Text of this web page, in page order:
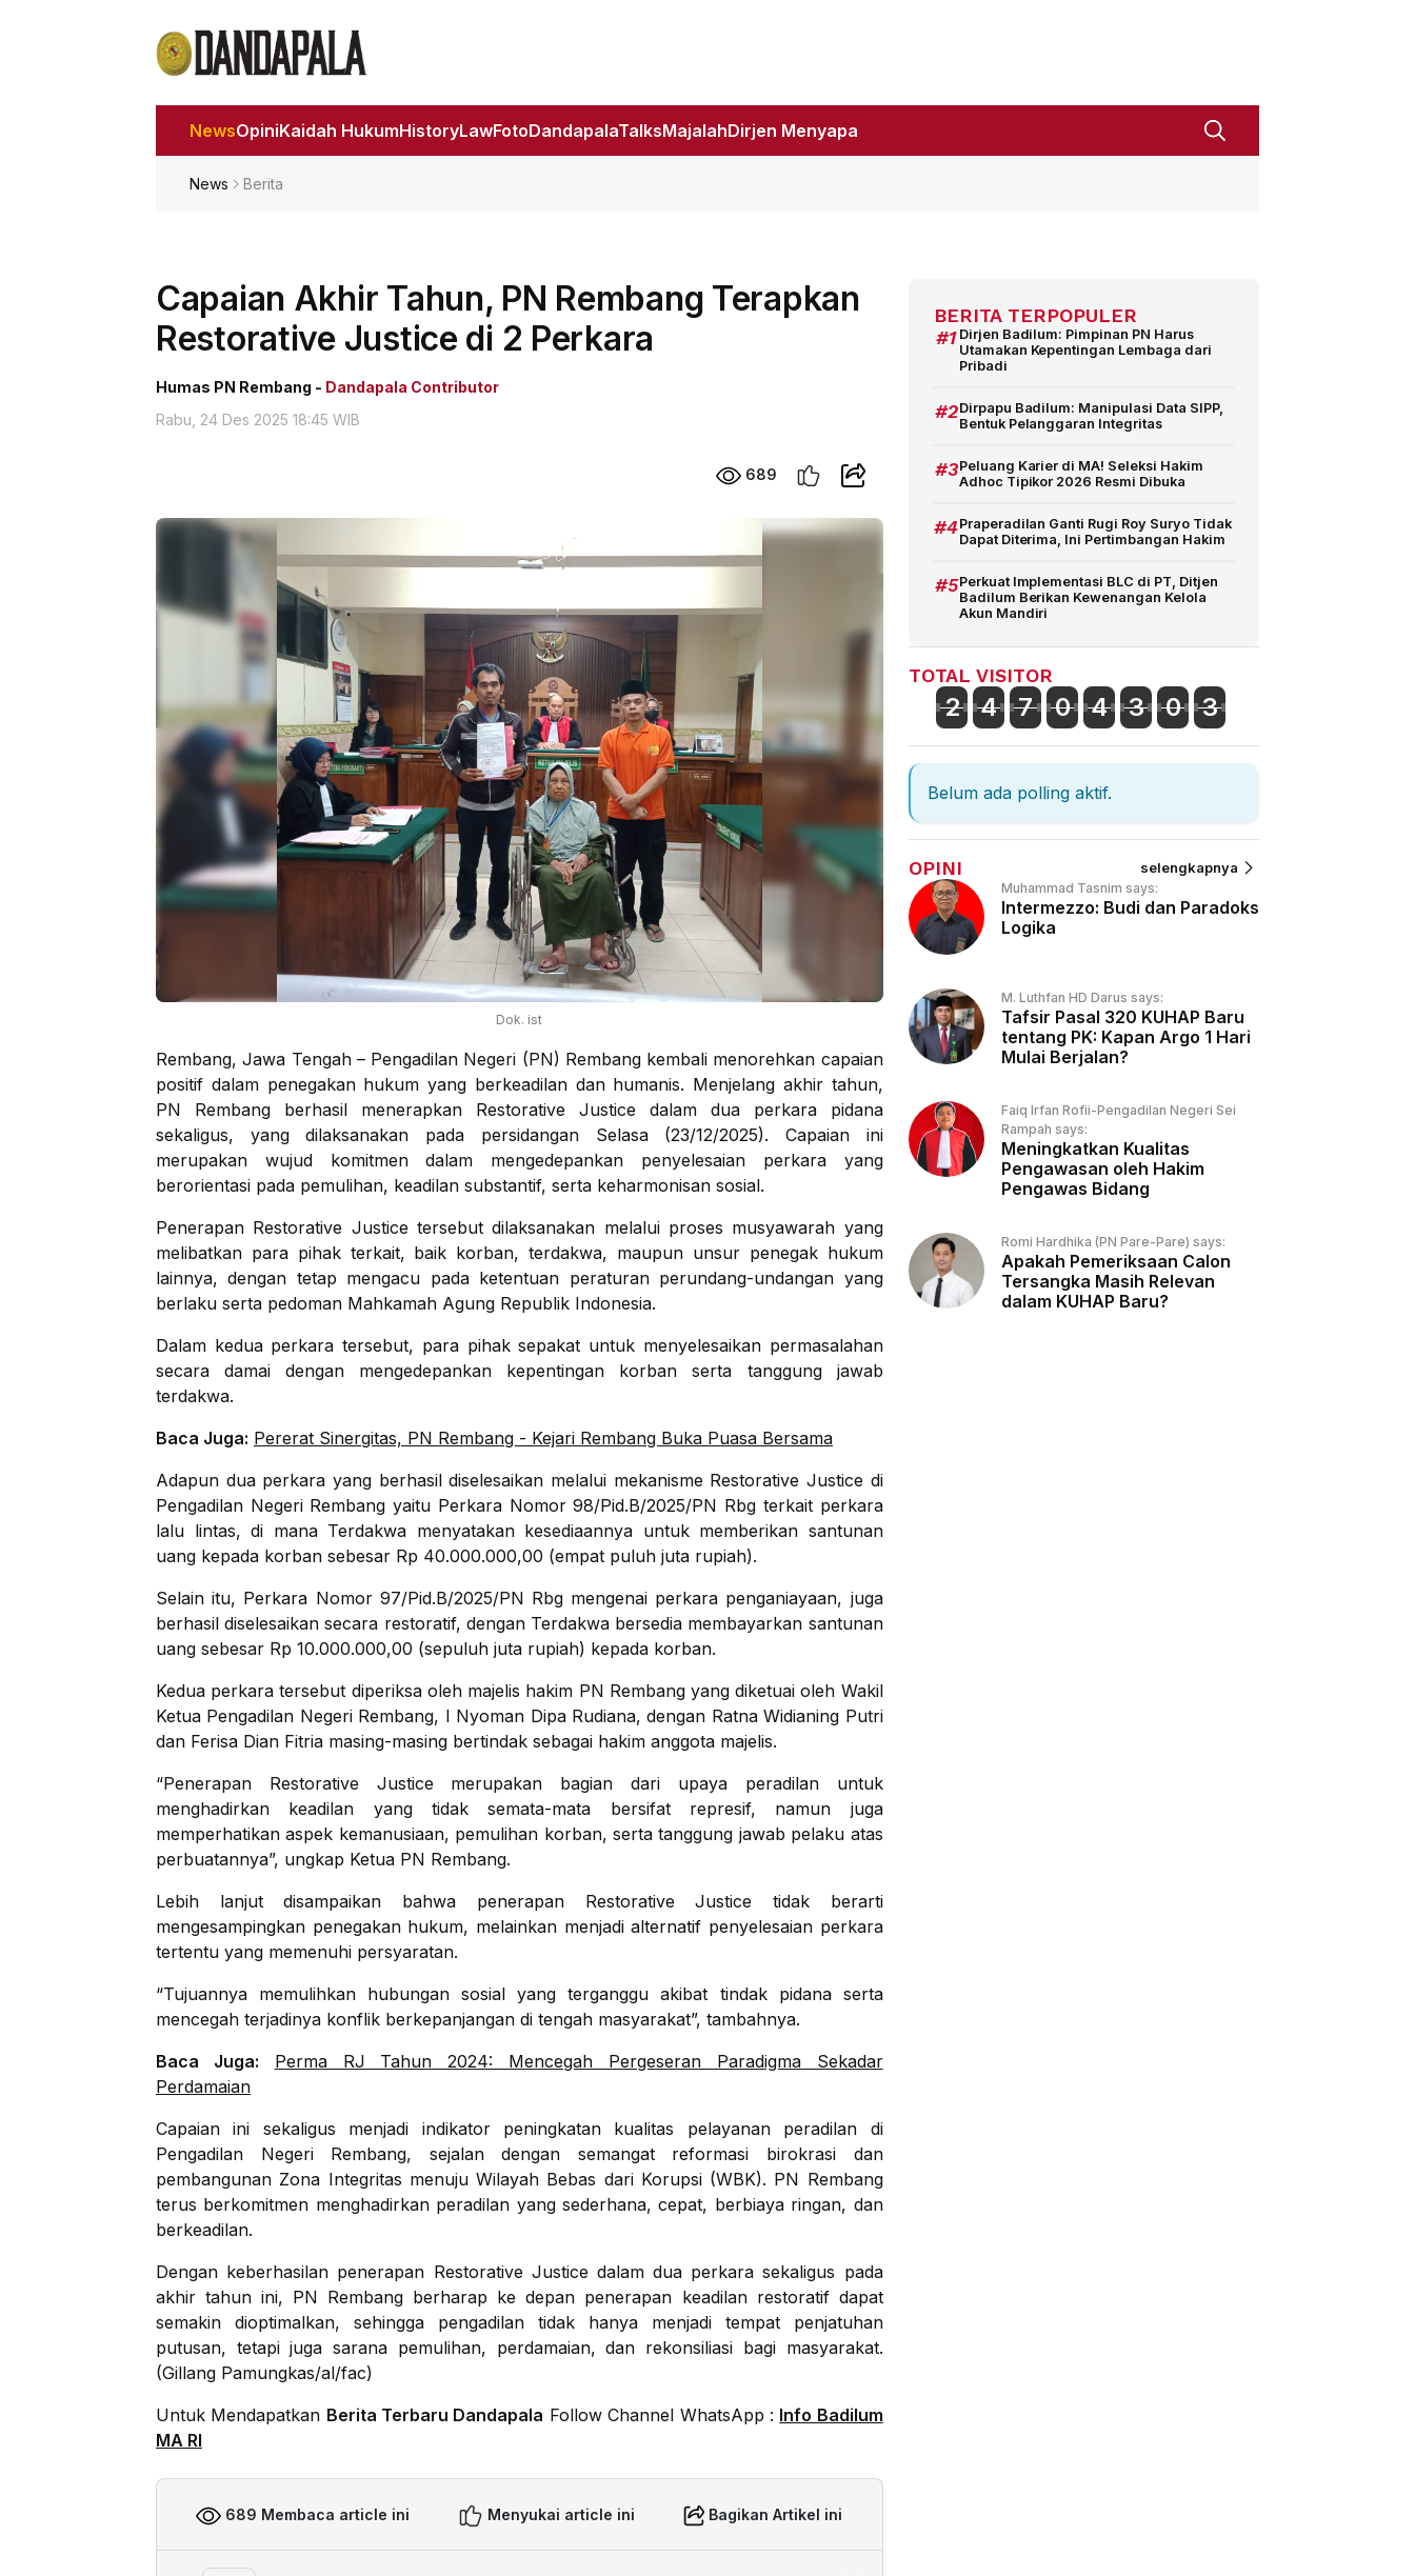
NewsOpiniKaidah HukumHistoryLawFotoDandapalaTalksMajalahDirjen Menyapa
News Berita
Capaian Akhir Tahun, PN Rembang Terapkan
Restorative Justice di 2 Perkara
Humas PN Rembang - Dandapala Contributor
Rabu, 24 Des 2025 18:45 WIB
689
Dok. ist
Rembang, Jawa Tengah – Pengadilan Negeri (PN) Rembang kembali menorehkan capaian
positif dalam penegakan hukum yang berkeadilan dan humanis. Menjelang akhir tahun,
PN Rembang berhasil menerapkan Restorative Justice dalam dua perkara pidana
sekaligus, yang dilaksanakan pada persidangan Selasa (23/12/2025). Capaian ini
merupakan wujud komitmen dalam mengedepankan penyelesaian perkara yang
berorientasi pada pemulihan, keadilan substantif, serta keharmonisan sosial.
Penerapan Restorative Justice tersebut dilaksanakan melalui proses musyawarah yang
melibatkan para pihak terkait, baik korban, terdakwa, maupun unsur penegak hukum
lainnya, dengan tetap mengacu pada ketentuan peraturan perundang-undangan yang
berlaku serta pedoman Mahkamah Agung Republik Indonesia.
Dalam kedua perkara tersebut, para pihak sepakat untuk menyelesaikan permasalahan
secara damai dengan mengedepankan kepentingan korban serta tanggung jawab
terdakwa.
Baca Juga: Pererat Sinergitas, PN Rembang - Kejari Rembang Buka Puasa Bersama
Adapun dua perkara yang berhasil diselesaikan melalui mekanisme Restorative Justice di
Pengadilan Negeri Rembang yaitu Perkara Nomor 98/Pid.B/2025/PN Rbg terkait perkara
lalu lintas, di mana Terdakwa menyatakan kesediaannya untuk memberikan santunan
uang kepada korban sebesar Rp 40.000.000,00 (empat puluh juta rupiah).
Selain itu, Perkara Nomor 97/Pid.B/2025/PN Rbg mengenai perkara penganiayaan, juga
berhasil diselesaikan secara restoratif, dengan Terdakwa bersedia membayarkan santunan
uang sebesar Rp 10.000.000,00 (sepuluh juta rupiah) kepada korban.
Kedua perkara tersebut diperiksa oleh majelis hakim PN Rembang yang diketuai oleh Wakil
Ketua Pengadilan Negeri Rembang, I Nyoman Dipa Rudiana, dengan Ratna Widianing Putri
dan Ferisa Dian Fitria masing-masing bertindak sebagai hakim anggota majelis.
“Penerapan Restorative Justice merupakan bagian dari upaya peradilan untuk
menghadirkan keadilan yang tidak semata-mata bersifat represif, namun juga
memperhatikan aspek kemanusiaan, pemulihan korban, serta tanggung jawab pelaku atas
perbuatannya”, ungkap Ketua PN Rembang.
Lebih lanjut disampaikan bahwa penerapan Restorative Justice tidak berarti
mengesampingkan penegakan hukum, melainkan menjadi alternatif penyelesaian perkara
tertentu yang memenuhi persyaratan.
“Tujuannya memulihkan hubungan sosial yang terganggu akibat tindak pidana serta
mencegah terjadinya konflik berkepanjangan di tengah masyarakat”, tambahnya.
Baca Juga:
Perma RJ Tahun 2024: Mencegah Pergeseran Paradigma Sekadar
Perdamaian
Capaian ini sekaligus menjadi indikator peningkatan kualitas pelayanan peradilan di
Pengadilan Negeri Rembang, sejalan dengan semangat reformasi birokrasi dan
pembangunan Zona Integritas menuju Wilayah Bebas dari Korupsi (WBK). PN Rembang
terus berkomitmen menghadirkan peradilan yang sederhana, cepat, berbiaya ringan, dan
berkeadilan.
Dengan keberhasilan penerapan Restorative Justice dalam dua perkara sekaligus pada
akhir tahun ini, PN Rembang berharap ke depan penerapan keadilan restoratif dapat
semakin dioptimalkan, sehingga pengadilan tidak hanya menjadi tempat penjatuhan
putusan, tetapi juga sarana pemulihan, perdamaian, dan rekonsiliasi bagi masyarakat.
(Gillang Pamungkas/al/fac)
Untuk Mendapatkan Berita Terbaru Dandapala Follow Channel WhatsApp : Info Badilum
MA RI
689 Membaca article ini Menyukai article ini Bagikan Artikel ini
BERITA TERPOPULER
#1 Dirjen Badilum: Pimpinan PN Harus
Utamakan Kepentingan Lembaga dari
Pribadi
#2Dirpapu Badilum: Manipulasi Data SIPP,
Bentuk Pelanggaran Integritas
#3Peluang Karier di MA! Seleksi Hakim
Adhoc Tipikor 2026 Resmi Dibuka
#4Praperadilan Ganti Rugi Roy Suryo Tidak
Dapat Diterima, Ini Pertimbangan Hakim
#5Perkuat Implementasi BLC di PT, Ditjen
Badilum Berikan Kewenangan Kelola
Akun Mandiri
TOTAL VISITOR
2 4 7 0 4 3 0 3
Belum ada polling aktif.
OPINI selengkapnya
Muhammad Tasnim says:
Intermezzo: Budi dan Paradoks
Logika
M. Luthfan HD Darus says:
Tafsir Pasal 320 KUHAP Baru
tentang PK: Kapan Argo 1 Hari
Mulai Berjalan?
Faiq Irfan Rofii-Pengadilan Negeri Sei
Rampah says:
Meningkatkan Kualitas
Pengawasan oleh Hakim
Pengawas Bidang
Romi Hardhika (PN Pare-Pare) says:
Apakah Pemeriksaan Calon
Tersangka Masih Relevan
dalam KUHAP Baru?